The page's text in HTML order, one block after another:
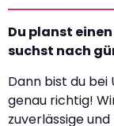
Du planst
suchst nach
Dann bist du bei
genau richtig!
zuverlässige